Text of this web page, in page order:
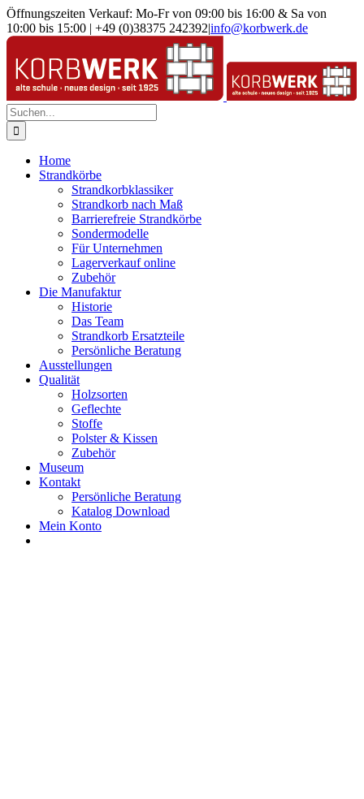
Zum
Inhalt
springen
Öffnungszeiten Verkauf: Mo-Fr von 09:00 bis 16:00 & Sa von
10:00 bis 15:00 | +49 (0)38375 242392|info@korbwerk.de
Suche
nach:
Home
Strandkörbe
Strandkorbklassiker
Strandkorb nach Maß
Barrierefreie Strandkörbe
Sondermodelle
Für Unternehmen
Lagerverkauf online
Zubehör
Die Manufaktur
Historie
Das Team
Strandkorb Ersatzteile
Persönliche Beratung
Ausstellungen
Qualität
Holzsorten
Geflechte
Stoffe
Polster & Kissen
Zubehör
Museum
Kontakt
Persönliche Beratung
Katalog Download
Mein Konto